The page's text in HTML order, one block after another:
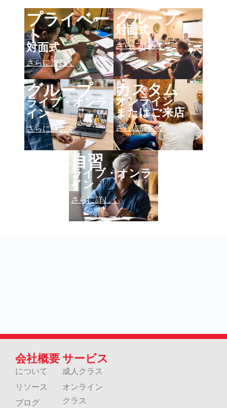
プライベー
ト
対面式
さらに詳しく
グループ
対面式
さらに詳しく
グループ
ライブ・オンラ
イン
さらに詳しく
カスタム
オンライン
またはご来店
さらに詳しく
自習
ライブ・オンラ
イン
さらに詳しく
会社概要
について
リソース
ブログ
サービス
成人クラス
オンライン
クラス